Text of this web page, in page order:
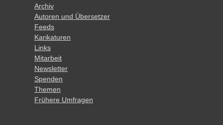
Archiv
Autoren und Übersetzer
Feeds
Karikaturen
Links
Mitarbeit
Newsletter
Spenden
Themen
Frühere Umfragen